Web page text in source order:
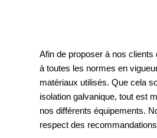
Afin de proposer à nos
à toutes les normes en
matériaux utilisés. Que cela
isolation galvanique, tout est
nos différents équipements.
respect des